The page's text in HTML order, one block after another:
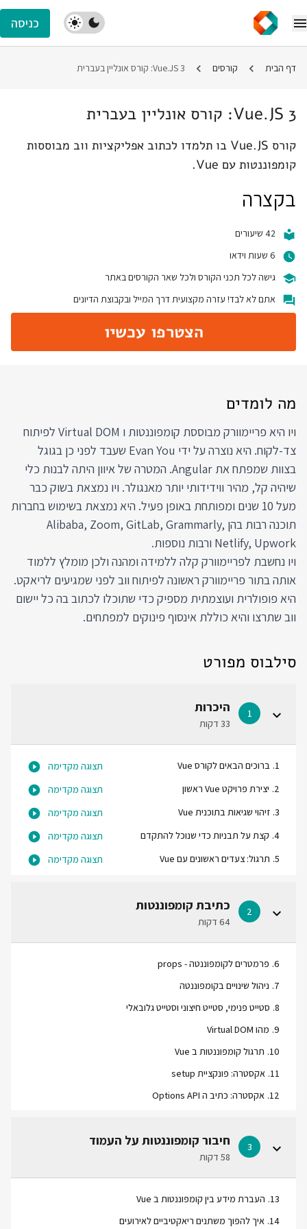
כניסה
דף הבית קורסים Vue.JS 3: קורס אונליין בעברית
מה לומדים
ויו היא פריימוורק מבוססת קומפוננטות ו Virtual DOM לפיתוח
צד-לקוח. היא נוצרה על ידי Evan You שעבד לפני כן בגוגל
בצוות שמפתח את Angular. המטרה של איוון היתה לבנות כלי
שיהיה קל, מהיר ווידידותי יותר מאנגולר. ויו נמצאת בשוק כבר
מעל 10 שנים ומפותחת באופן פעיל. היא נמצאת בשימוש בחברות
תוכנה רבות בהן Alibaba, Zoom, GitLab, Grammarly,
Netlify, Upwork ורבות נוספות.
ויו נחשבת לפריימוורק קלה ללמידה ומהנה ולכן מומלץ ללמוד
אותה בתור פריימוורק ראשונה לפיתוח ווב לפני שמגיעים לריאקט.
היא פופולרית ועוצמתית מספיק כדי שתוכלו לכתוב בה כל יישום
ווב שתרצו והיא כוללת אינסוף פינוקים למפתחים.
סילבוס מפורט
1 היכרות
33 דקות
1
. ברוכים הבאים לקורס Vue
תצוגה מקדימה
2
. יצירת פרויקט Vue ראשון
תצוגה מקדימה
3
. זיהוי שגיאות בתוכנית Vue
תצוגה מקדימה
4
. קצת על תבניות כדי שנוכל להתקדם
תצוגה מקדימה
5
. תרגול: צעדים ראשונים עם Vue תצוגה מקדימה
2 כתיבת קומפוננטות
64 דקות
6
. פרמטרים לקומפוננטה - props
7
. ניהול שינויים בקומפוננטה
8
. סטייט פנימי, סטייט חיצוני וסטייט גלובאלי
9
. מהו Virtual DOM
10
. תרגול קומפוננטות ב Vue
11
. אקסטרה: פונקציית setup
12
. אקסטרה: כתיב ה Options API
3 חיבור קומפוננטות על העמוד
58 דקות
13
. העברת מידע בין קומפוננטות ב Vue
14
. איך להפוך משתנים ריאקטיביים לאירועים
Vue.JS 3: קורס אונליין בעברית
קורס Vue.JS בו תלמדו לכתוב אפליקציות ווב מבוססות
קומפוננטות עם Vue.
בקצרה
42 שיעורים
6 שעות וידאו
גישה לכל תכני הקורס ולכל שאר הקורסים באתר
אתם לא לבד! עזרה מקצועית דרך המייל ובקבוצת הדיונים
הצטרפו עכשיו